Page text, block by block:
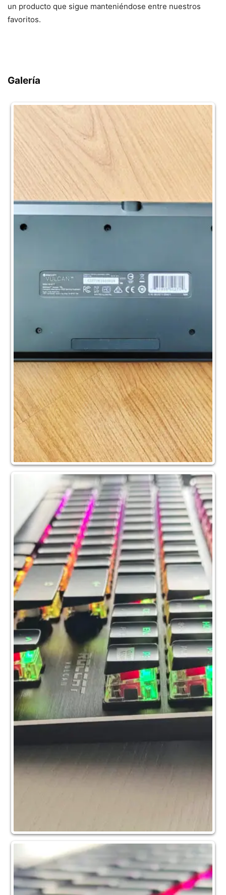
un producto que sigue manteniéndose entre nuestros
favoritos.
Galería